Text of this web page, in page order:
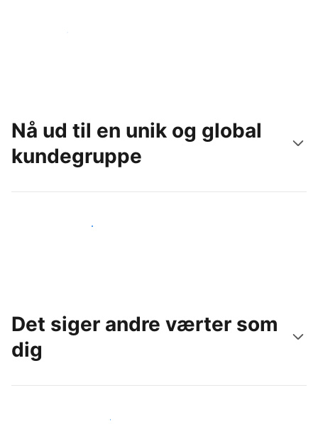
Kom i gang i dag
Nå ud til en unik og global
kundegruppe
Nå ud til nye gæster i dag
Det siger andre værter som
dig
Slut dig til andre værter som dig